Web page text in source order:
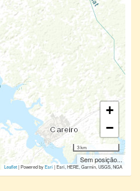
+
−
3 km
Sem posição...
Leaflet| Powered byEsri|Esri, HERE, Garmin, USGS, NGA